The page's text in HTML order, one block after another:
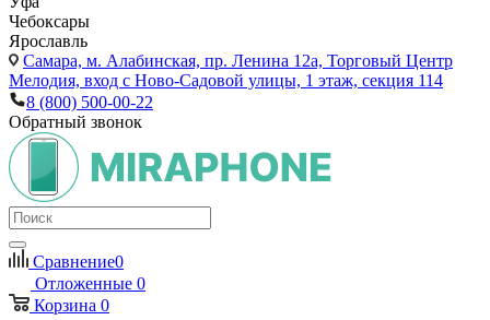
Чебоксары
Ярославль
Самара, м. Алабинская, пр. Ленина 12а, Торговый Центр
Мелодия, вход с Ново-Садовой улицы, 1 этаж, секция 114
8 (800) 500-00-22
Обратный звонок
Сравнение0
Отложенные 0
Корзина 0